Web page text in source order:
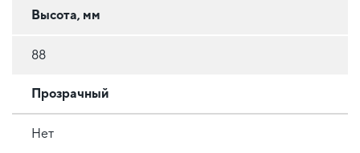
Высота, мм
88
Прозрачный
Нет